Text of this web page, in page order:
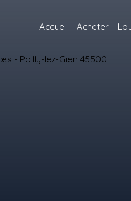
Accueil Acheter